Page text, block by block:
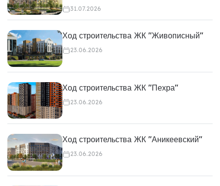
31.07.2026
Ход строительства ЖК "Живописный"
23.06.2026
Ход строительства ЖК "Пехра"
23.06.2026
Ход строительства ЖК "Аникеевский"
23.06.2026